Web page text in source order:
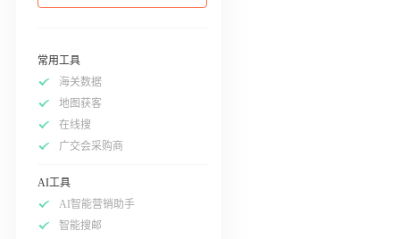
常用工具
海关数据
地图获客
在线搜
广交会采购商
AI工具
AI智能营销助手
智能搜邮